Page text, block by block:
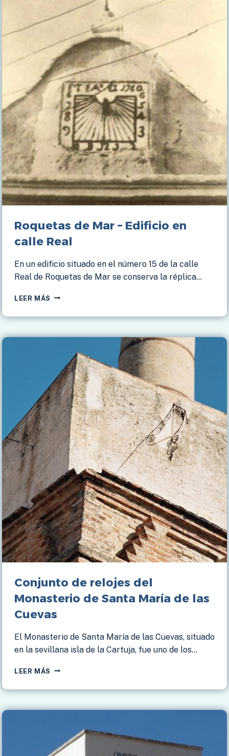
Roquetas de Mar – Edificio en
calle Real
En un edificio situado en el número 15 de la calle
Real de Roquetas de Mar se conserva la réplica…
LEER MÁS ROQUETAS
MAR
EDIFICIO
CALLE
REAL
Conjunto de relojes del
Monasterio de Santa María de las
Cuevas
El Monasterio de Santa María de las Cuevas, situado
en la sevillana isla de la Cartuja, fue uno de los…
LEER MÁS CONJUNTO
RELOJES
MONASTERIO
MARÍA
DE